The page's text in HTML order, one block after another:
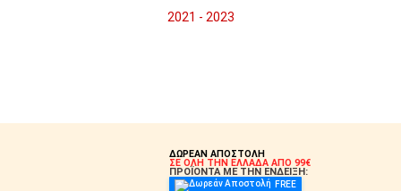
2021 - 2023
ΔΩΡΕΑΝ ΑΠΟΣΤΟΛΗ
ΣΕ ΟΛΗ ΤΗΝ ΕΛΛΑΔΑ ΑΠΟ 99€
ΠΡΟΪΟΝΤΑ ΜΕ ΤΗΝ ΕΝΔΕΙΞΗ:
FREE